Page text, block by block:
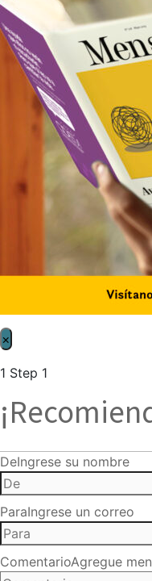
×
1 Step 1
DeIngrese su nombre
ParaIngrese un correo
ComentarioAgregue